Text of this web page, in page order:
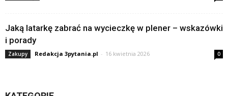
Jaką latarkę zabrać na wycieczkę w plener – wskazówki
i porady
Zakupy Redakcja 3pytania.pl - 16 kwietnia 2026 0